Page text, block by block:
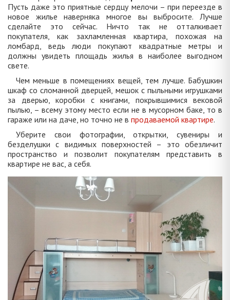
Пусть даже это приятные сердцу мелочи – при переезде в
новое жилье наверняка многое вы выбросите. Лучше
сделайте это сейчас. Ничто так не отталкивает
покупателя, как захламленная квартира, похожая на
ломбард, ведь люди покупают квадратные метры и
должны увидеть площадь жилья в наиболее выгодном
свете.
Чем меньше в помещениях вещей, тем лучше. Бабушкин
шкаф со сломанной дверцей, мешок с пыльными игрушками
за дверью, коробки с книгами, покрывшимися вековой
пылью, – всему этому место если не в мусорном баке, то в
гараже или на даче, но точно не в продаваемой квартире.
Уберите свои фотографии, открытки, сувениры и
безделушки с видимых поверхностей – это обезличит
пространство и позволит покупателям представить в
квартире не вас, а себя.